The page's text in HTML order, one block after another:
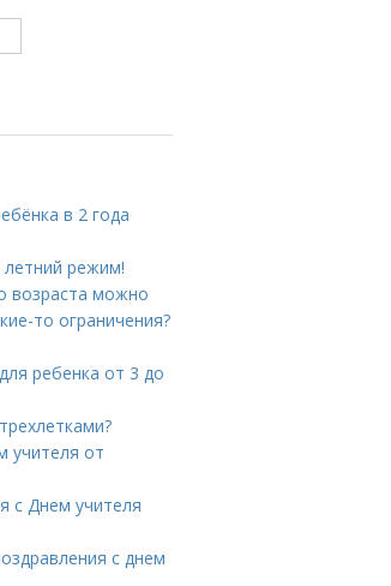
в 2 года
летний режим!
возраста можно
то ограничения?
ребенка от 3 до
учителя от
с Днем учителя
с днем